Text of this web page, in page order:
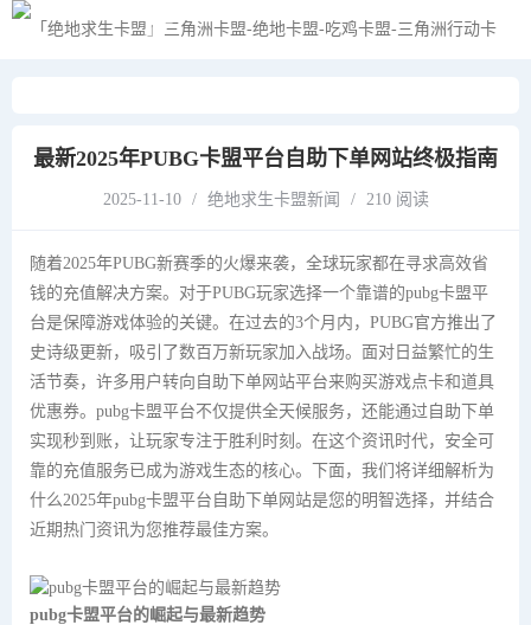
黑夜模式
最新2025年PUBG卡盟平台自助下单网站终极指南
2025-11-10 / 绝地求生卡盟新闻 / 210 阅读
随着2025年PUBG新赛季的火爆来袭，全球玩家都在寻求高效省
钱的充值解决方案。对于PUBG玩家选择一个靠谱的pubg卡盟平
台是保障游戏体验的关键。在过去的3个月内，PUBG官方推出了
史诗级更新，吸引了数百万新玩家加入战场。面对日益繁忙的生
活节奏，许多用户转向自助下单网站平台来购买游戏点卡和道具
优惠券。pubg卡盟平台不仅提供全天候服务，还能通过自助下单
实现秒到账，让玩家专注于胜利时刻。在这个资讯时代，安全可
靠的充值服务已成为游戏生态的核心。下面，我们将详细解析为
什么2025年pubg卡盟平台自助下单网站是您的明智选择，并结合
近期热门资讯为您推荐最佳方案。
pubg卡盟平台的崛起与最新趋势